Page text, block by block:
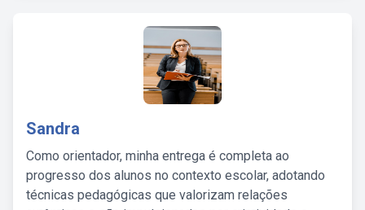
Sandra
Como orientador, minha entrega é completa ao
progresso dos alunos no contexto escolar, adotando
técnicas pedagógicas que valorizam relações